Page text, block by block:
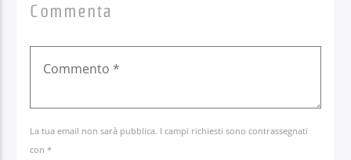
Commenta
La tua email non sarà pubblica. I campi richiesti sono contrassegnati
con *